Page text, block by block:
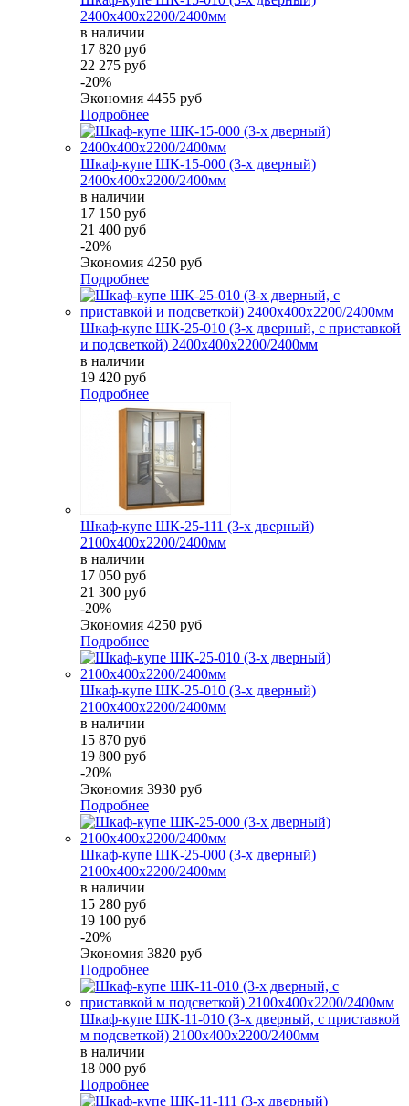
2400х400х2200/2400мм
в наличии
17 820 руб
22 275 руб
-20%
Экономия 4455 руб
Подробнее
Шкаф-купе ШК-15-000 (3-х дверный)
2400х400х2200/2400мм
в наличии
17 150 руб
21 400 руб
-20%
Экономия 4250 руб
Подробнее
Шкаф-купе ШК-25-010 (3-х дверный, с приставкой
и подсветкой) 2400х400х2200/2400мм
в наличии
19 420 руб
Подробнее
Шкаф-купе ШК-25-111 (3-х дверный)
2100х400х2200/2400мм
в наличии
17 050 руб
21 300 руб
-20%
Экономия 4250 руб
Подробнее
Шкаф-купе ШК-25-010 (3-х дверный)
2100х400х2200/2400мм
в наличии
15 870 руб
19 800 руб
-20%
Экономия 3930 руб
Подробнее
Шкаф-купе ШК-25-000 (3-х дверный)
2100х400х2200/2400мм
в наличии
15 280 руб
19 100 руб
-20%
Экономия 3820 руб
Подробнее
Шкаф-купе ШК-11-010 (3-х дверный, с приставкой
м подсветкой) 2100х400х2200/2400мм
в наличии
18 000 руб
Подробнее